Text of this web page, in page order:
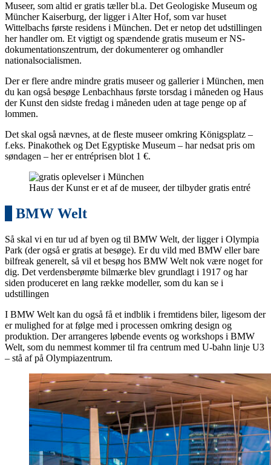
Museer, som altid er gratis tæller bl.a. Det Geologiske Museum og
Müncher Kaiserburg, der ligger i Alter Hof, som var huset
Wittelbachs første residens i München. Det er netop det udstillingen
her handler om. Et vigtigt og spændende gratis museum er NS-
dokumentationszentrum, der dokumenterer og omhandler
nationalsocialismen.
Der er flere andre mindre gratis museer og gallerier i München, men
du kan også besøge Lenbachhaus første torsdag i måneden og Haus
der Kunst den sidste fredag i måneden uden at tage penge op af
lommen.
Det skal også nævnes, at de fleste museer omkring Königsplatz –
f.eks. Pinakothek og Det Egyptiske Museum – har nedsat pris om
søndagen – her er entréprisen blot 1 €.
Haus der Kunst er et af de museer, der tilbyder gratis entré
BMW Welt
Så skal vi en tur ud af byen og til BMW Welt, der ligger i Olympia
Park (der også er gratis at besøge). Er du vild med BMW eller bare
bilfreak generelt, så vil et besøg hos BMW Welt nok være noget for
dig. Det verdensberømte bilmærke blev grundlagt i 1917 og har
siden produceret en lang række modeller, som du kan se i
udstillingen
I BMW Welt kan du også få et indblik i fremtidens biler, ligesom der
er mulighed for at følge med i processen omkring design og
produktion. Der arrangeres løbende events og workshops i BMW
Welt, som du nemmest kommer til fra centrum med U-bahn linje U3
– stå af på Olympiazentrum.